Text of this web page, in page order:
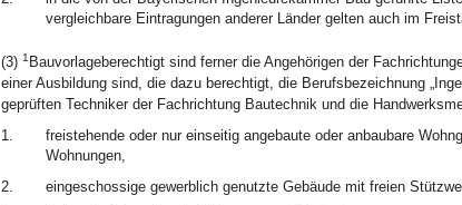
vergleichbare Eintragungen anderer Länder gelten auch im
(3) 1 Bauvorlageberechtigt sind ferner die Angehörigen der
einer Ausbildung sind, die dazu berechtigt, die Berufsbezeichnung
geprüften Techniker der Fachrichtung Bautechnik und die
1.
freistehende oder nur einseitig angebaute oder anbaubare
Wohnungen,
2.
eingeschossige gewerblich genutzte Gebäude mit freien